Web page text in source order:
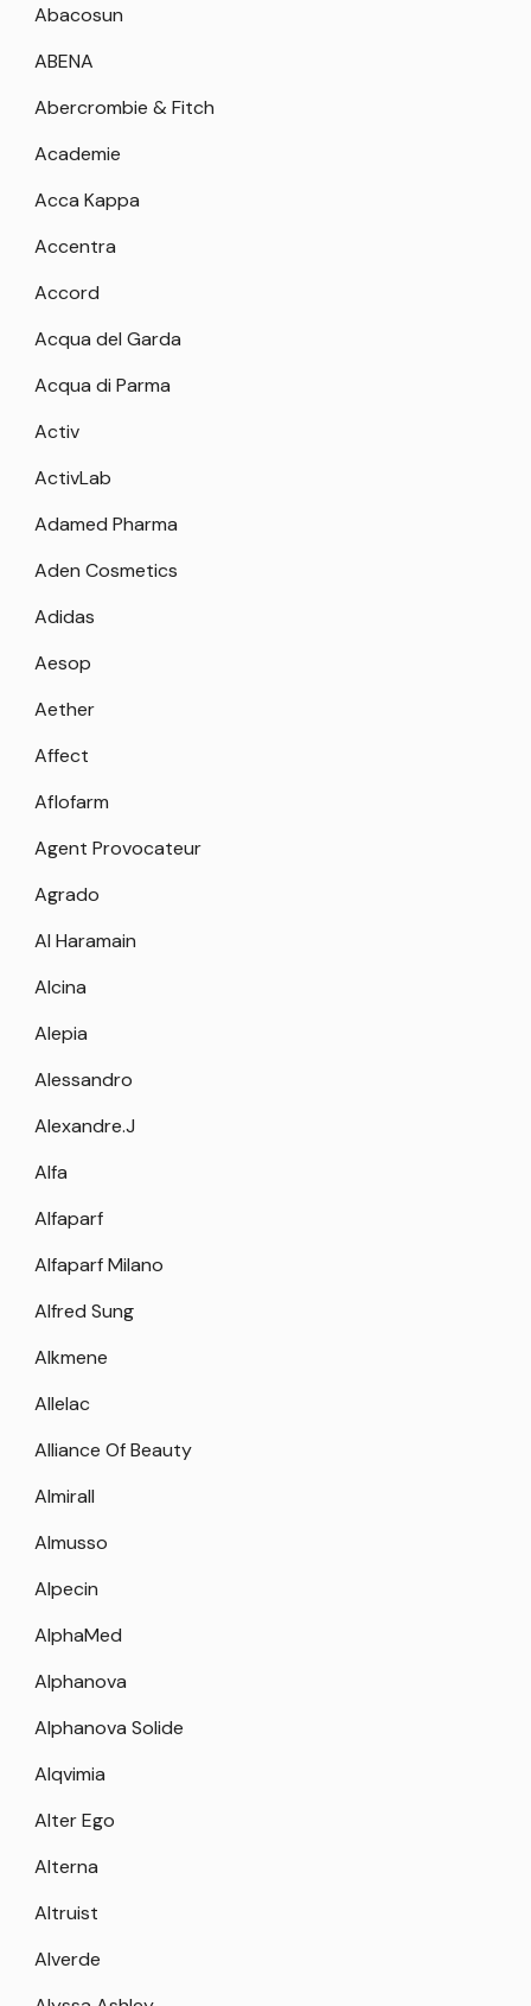
Abacosun
ABENA
Abercrombie & Fitch
Academie
Acca Kappa
Accentra
Accord
Acqua del Garda
Acqua di Parma
Activ
ActivLab
Adamed Pharma
Aden Cosmetics
Adidas
Aesop
Aether
Affect
Aflofarm
Agent Provocateur
Agrado
Al Haramain
Alcina
Alepia
Alessandro
Alexandre.J
Alfa
Alfaparf
Alfaparf Milano
Alfred Sung
Alkmene
Allelac
Alliance Of Beauty
Almirall
Almusso
Alpecin
AlphaMed
Alphanova
Alphanova Solide
Alqvimia
Alter Ego
Alterna
Altruist
Alverde